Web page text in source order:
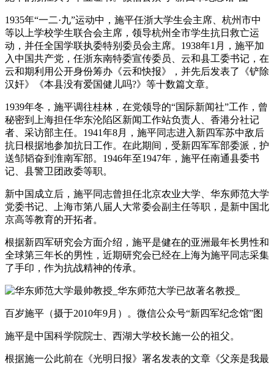
1935年“一二·九”运动中，施平任浙大学生会主席、杭州市中
等以上学校学生联合会主席，领导杭州全市学生抗日救亡运
动，并任全国学联执委特别委员会主席。1938年1月，施平加
入中国共产党，任浙东南特委宣传委员、云和县工委书记，在
云和期利用公开身份筹办《云和快报》，并先后发表了《铲除
汉奸》《本县没有爱国健儿吗?》等十数篇文章。
1939年冬，施平调往桂林，在党领导的“国际新闻社”工作，曾
秘密到上海担任华东沦陷区新闻工作站负责人、香港分社记
者、采访部主任。1941年8月，施平同志进入新四军苏中敌后
抗日根据地参加抗日工作。在此期间，受新四军军部委派，护
送邹韬奋到淮南军部。1946年至1947年，施平任南通县委书
记、县警卫团政委等职。
新中国成立后，施平同志曾担任北京农业大学、华东师范大学
党委书记、上海市第八届人大常委会副主任等职，是新中国北
京高等教育的开拓者。
根据新四军研究会方面介绍，施平是健在的亚洲最年长男性和
全球第三年长的男性，近期研究会已经在上海为施平同志采集
了手印，作为抗战精神的传承。
百岁施平（摄于2010年9月）。微信公众号“新四军纪念馆”图
施平是中国科学院院士、西湖大学校长施一公的祖父。
根据施一公此前在《光明日报》署名发表的文章《父亲是我最